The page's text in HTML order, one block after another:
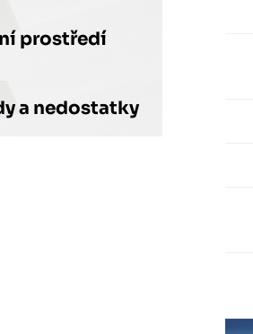
prostředí
a nedostatky